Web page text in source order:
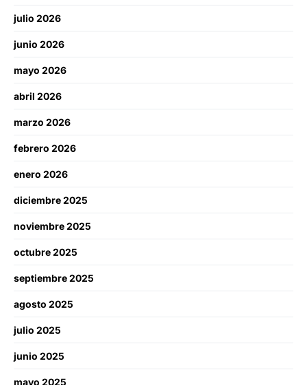
julio 2026
junio 2026
mayo 2026
abril 2026
marzo 2026
febrero 2026
enero 2026
diciembre 2025
noviembre 2025
octubre 2025
septiembre 2025
agosto 2025
julio 2025
junio 2025
mayo 2025